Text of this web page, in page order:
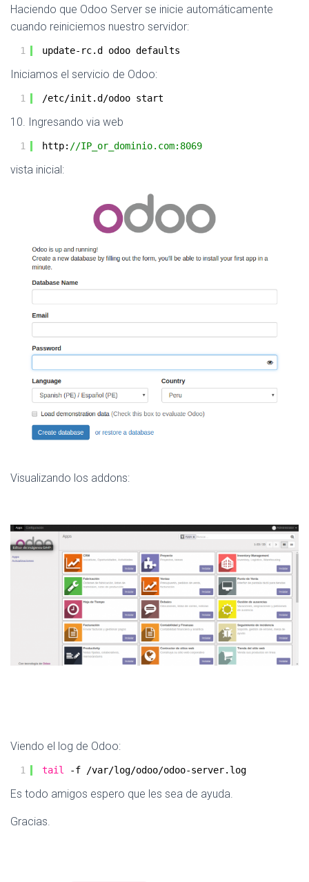
Haciendo que Odoo Server se inicie automáticamente
cuando reiniciemos nuestro servidor:
1 update-rc.d odoo defaults
Iniciamos el servicio de Odoo:
1 /etc/init .d /odoo start
10. Ingresando via web
1 http: //IP_or_dominio.com:8069
vista inicial:
Visualizando los addons:
Viendo el log de Odoo:
1 tail -f /var/log/odoo/odoo-server.log
Es todo amigos espero que les sea de ayuda.
Gracias.